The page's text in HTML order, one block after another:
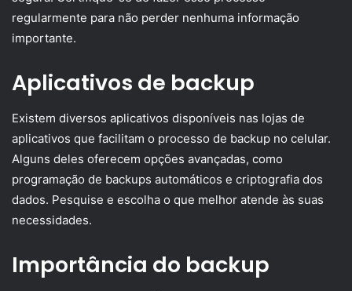
regularmente para não perder nenhuma informação
importante.
Aplicativos de backup
Existem diversos aplicativos disponíveis nas lojas de
aplicativos que facilitam o processo de backup no celular.
Alguns deles oferecem opções avançadas, como
programação de backups automáticos e criptografia dos
dados. Pesquise e escolha o que melhor atende às suas
necessidades.
Importância do backup